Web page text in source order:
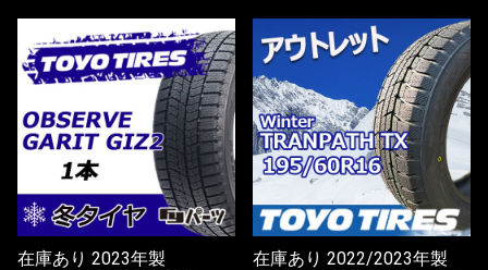
在庫あり 2023年製
在庫あり 2022/2023年製